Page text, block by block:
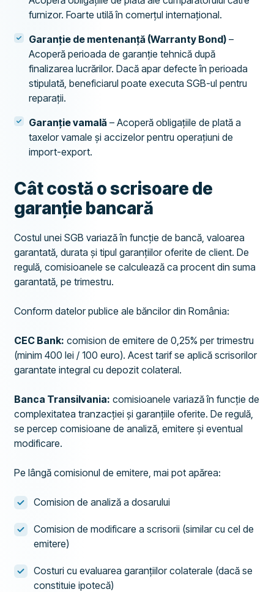
furnizor. Foarte utilă în comerțul internațional.
Garanție de mentenanță (Warranty Bond) –
Acoperă perioada de garanție tehnică după
finalizarea lucrărilor. Dacă apar defecte în perioada
stipulată, beneficiarul poate executa SGB-ul pentru
reparații.
Garanție vamală – Acoperă obligațiile de plată a
taxelor vamale și accizelor pentru operațiuni de
import-export.
Cât costă o scrisoare de
garanție bancară
Costul unei SGB variază în funcție de bancă, valoarea
garantată, durata și tipul garanțiilor oferite de client. De
regulă, comisioanele se calculează ca procent din suma
garantată, pe trimestru.
Conform datelor publice ale băncilor din România:
CEC Bank: comision de emitere de 0,25% per trimestru
(minim 400 lei / 100 euro). Acest tarif se aplică scrisorilor
garantate integral cu depozit colateral.
Banca Transilvania: comisioanele variază în funcție de
complexitatea tranzacției și garanțiile oferite. De regulă,
se percep comisioane de analiză, emitere și eventual
modificare.
Pe lângă comisionul de emitere, mai pot apărea:
Comision de analiză a dosarului
Comision de modificare a scrisorii (similar cu cel de
emitere)
Costuri cu evaluarea garanțiilor colaterale (dacă se
constituie ipotecă)